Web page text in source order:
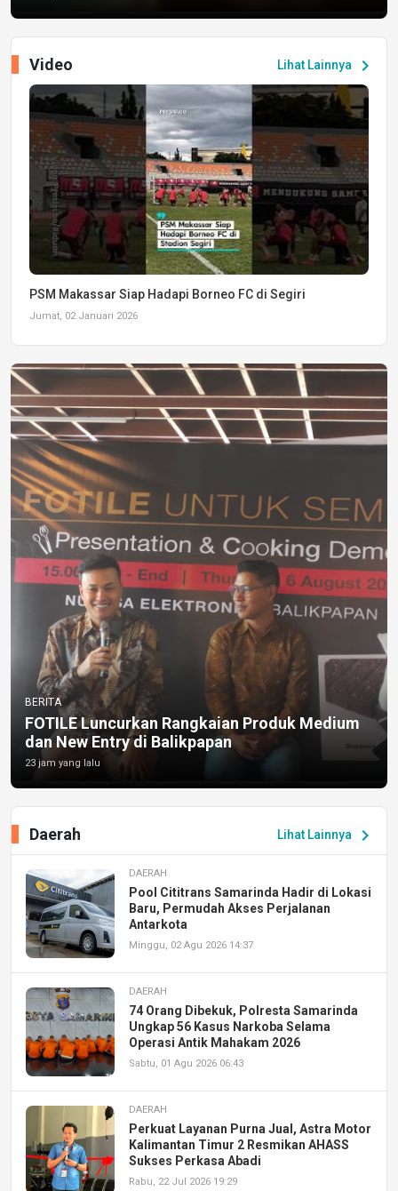
Lihat Lainnya chevron_right
Video
PSM Makassar Siap Hadapi Borneo FC di Segiri
Jumat, 02 Januari 2026
BERITA
FOTILE Luncurkan Rangkaian Produk Medium
dan New Entry di Balikpapan
23 jam yang lalu
Lihat Lainnya chevron_right
Daerah
DAERAH
Pool Cititrans Samarinda Hadir di Lokasi
Baru, Permudah Akses Perjalanan
Antarkota
Minggu, 02 Agu 2026 14:37
DAERAH
74 Orang Dibekuk, Polresta Samarinda
Ungkap 56 Kasus Narkoba Selama
Operasi Antik Mahakam 2026
Sabtu, 01 Agu 2026 06:43
DAERAH
Perkuat Layanan Purna Jual, Astra Motor
Kalimantan Timur 2 Resmikan AHASS
Sukses Perkasa Abadi
Rabu, 22 Jul 2026 19:29